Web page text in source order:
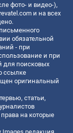
фото- и видео-),
и на всех
обязательной
- при
и при
для поисковых
ссылке
оригинальный
статьи,
на которые